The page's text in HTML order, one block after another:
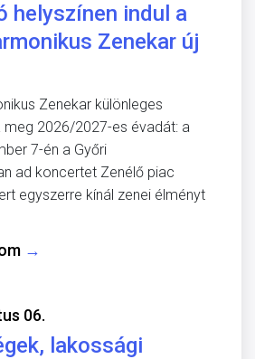
helyszínen indul a
Zenekar új
Zenekar különleges
meg 2026/2027-es évadát: a
7-én a Győri
ad koncertet Zenélő piac
egyszerre kínál zenei élményt
→
06.
lakossági